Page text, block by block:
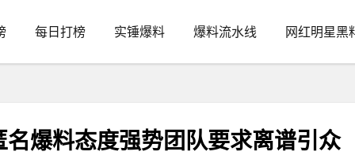
每日打榜 实锤爆料 爆料流水线 网红明星黑
爆料态度强势团队要求离谱引众